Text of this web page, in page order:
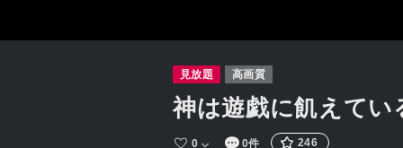
見放題 高画質
神は遊戯に飢えてい
0 0件 246